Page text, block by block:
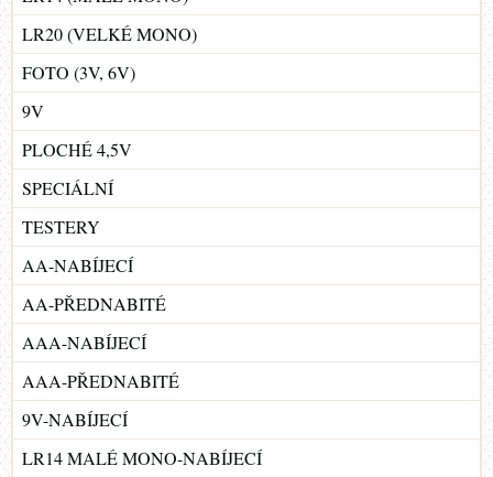
LR20 (VELKÉ MONO)
FOTO (3V, 6V)
9V
PLOCHÉ 4,5V
SPECIÁLNÍ
TESTERY
AA-NABÍJECÍ
AA-PŘEDNABITÉ
AAA-NABÍJECÍ
AAA-PŘEDNABITÉ
9V-NABÍJECÍ
LR14 MALÉ MONO-NABÍJECÍ